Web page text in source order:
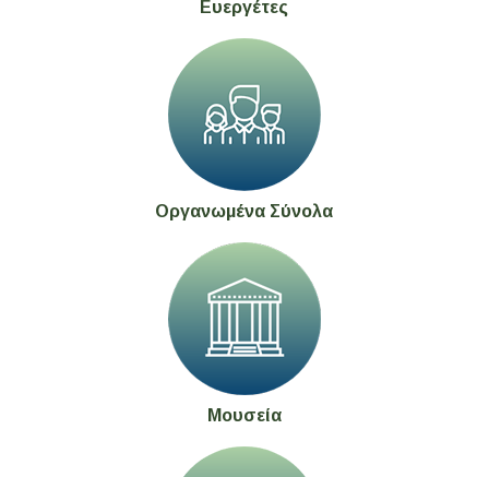
Ευεργέτες
Οργανωμένα Σύνολα
Μουσεία